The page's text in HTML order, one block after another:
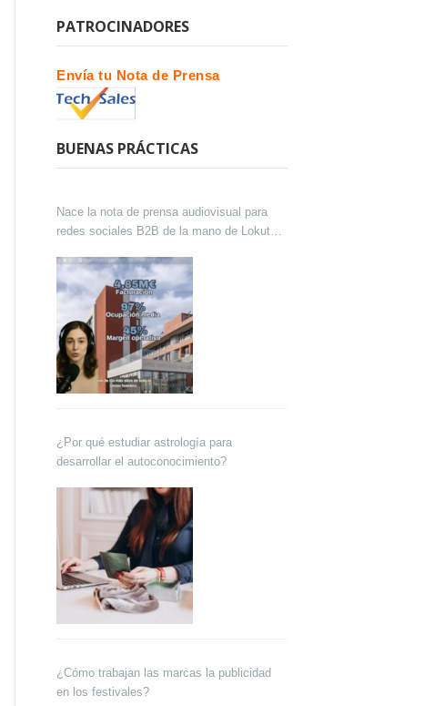
PATROCINADORES
Envía tu Nota de Prensa
BUENAS PRÁCTICAS
Nace la nota de prensa audiovisual para
redes sociales B2B de la mano de Lokutor
¿Por qué estudiar astrología para
desarrollar el autoconocimiento?
¿Cómo trabajan las marcas la publicidad
en los festivales?